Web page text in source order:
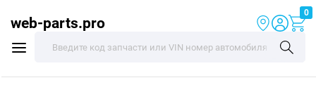
web-parts.pro
0